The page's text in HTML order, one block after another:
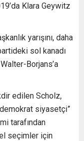
Klara Geywitz
yarışını, daha
sol kanadı
Borjans’a
edilen Scholz,
siyasetçi”
tarafından
seçimler için